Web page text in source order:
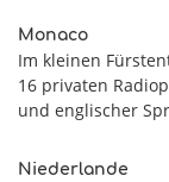
Monaco
Im kleinen
16 privaten
und englischer
Niederlande